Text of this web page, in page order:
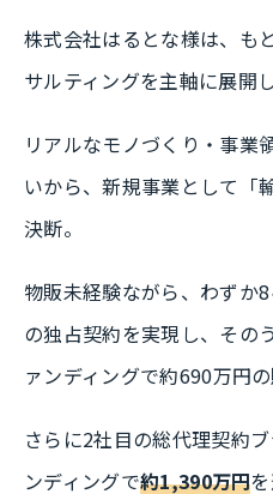
株式会社はるとな様は、も
サルティングを主軸に展開
リアルなモノづくり・事業
いから、新規事業として「
決断。
物販未経験ながら、わずか
の独占契約を実現し、その
ァンディングで約690万円
さらに2社目の総代理契約
ンディングで約1,390万円